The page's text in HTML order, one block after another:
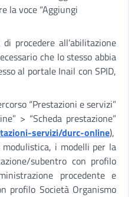
la voce “Aggiungi
procedere all’abilitazione
che lo stesso abbia
al portale Inail con SPID,
“Prestazioni e servizi”
> “Scheda prestazione”
servizi/durc-online),
i modelli per la
subentro con profilo
procedente e
profilo Società Organismo